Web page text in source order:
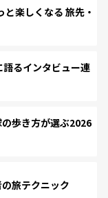
楽しくなる 旅先・
るインタビュー連
歩き方が選ぶ2026
旅テクニック